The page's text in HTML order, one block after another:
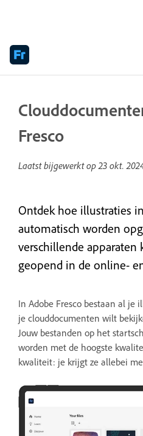
Fresco
Laatst bijgewerkt op23 okt.
Ontdek hoe illustraties
automatisch worden
verschillende apparaten
geopend in de online-
In Adobe Fresco bestaan al je
je clouddocumenten wilt
Jouw bestanden op het
worden met de hoogste
kwaliteit: je krijgt ze allebei